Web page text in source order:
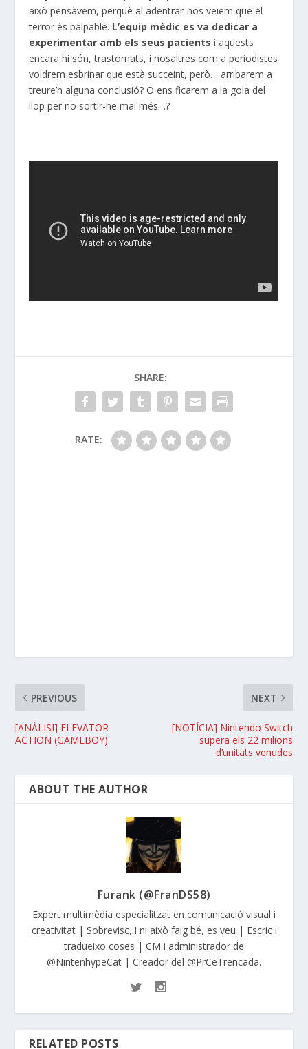
això pensàvem, perquè al adentrar-nos veiem que el
terror és palpable. L’equip mèdic es va dedicar a
experimentar amb els seus pacients i aquests
encara hi són, trastornats, i nosaltres com a periodistes
voldrem esbrinar que està succeint, però… arribarem a
treure’n alguna conclusió? O ens ficarem a la gola del
llop per no sortir-ne mai més…?
SHARE:
RATE:
PREVIOUS
[ANÀLISI] ELEVATOR
ACTION (GAMEBOY)
NEXT
[NOTÍCIA] Nintendo Switch
supera els 22 milions
d’unitats venudes
ABOUT THE AUTHOR
Furank (@FranDS58)
Expert multimèdia especialitzat en comunicació visual i
creativitat | Sobrevisc, i ni això faig bé, es veu | Escric i
tradueixo coses | CM i administrador de
@NintenhypeCat | Creador del @PrCeTrencada.
RELATED POSTS